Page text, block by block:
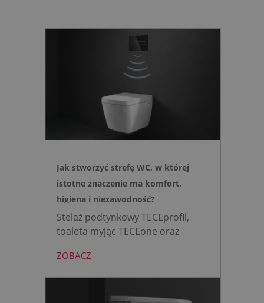
Jak stworzyć strefę WC, w której
istotne znaczenie ma komfort,
higiena i niezawodność?
Stelaż podtynkowy TECEprofil,
toaleta myjąc TECEone oraz
mini to zestaw, który warto
wybrać, gdy zależy nam na
ZOBACZ